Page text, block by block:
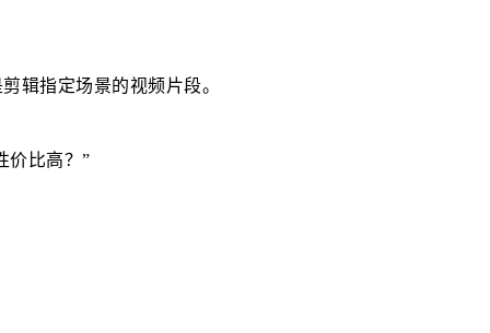
辑指定场景的视频片段。
价比高？”